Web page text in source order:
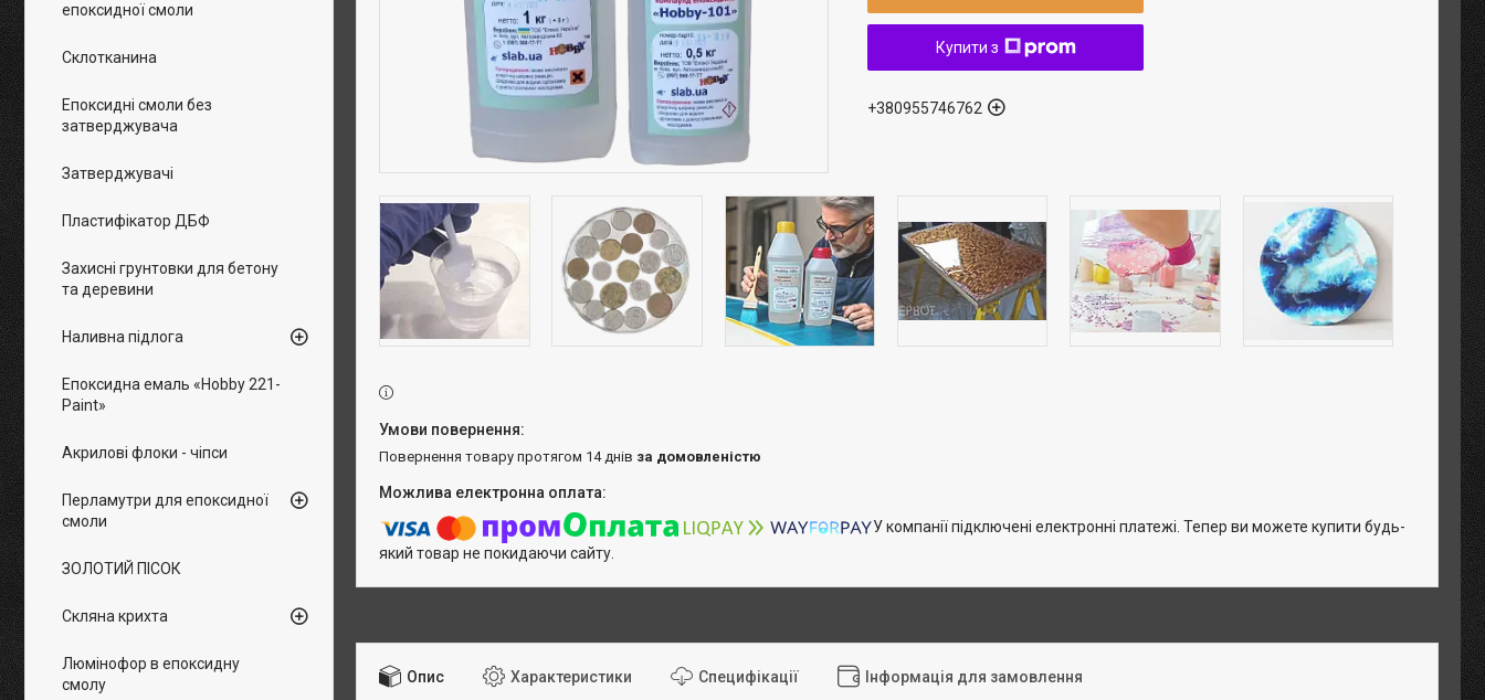
Купити з
+380955746762
повернення товару протягом 14 днів за домовленістю
У компанії підключені електронні платежі. Тепер ви можете купити будь-
який товар не покидаючи сайту.
Опис Характеристики Специфікації Інформація для замовлення
епоксидної смоли
Склотканина
Епоксидні смоли без
затверджувача
Затверджувачі
Пластифікатор ДБФ
Захисні грунтовки для бетону
та деревини
Наливна підлога
Епоксидна емаль «Hobby 221-
Paint»
Акрилові флоки - чіпси
Перламутри для епоксидної
смоли
ЗОЛОТИЙ ПІСОК
Скляна крихта
Люмінофор в епоксидну
смолу